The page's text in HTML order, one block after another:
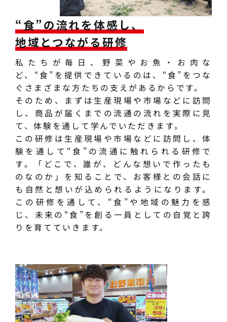
“食”の流れを体感し、
地域とつながる研修
私たちが毎日、野菜やお魚・お肉な
ど、“食”を提供できているのは、“食”をつな
ぐさまざまな方たちの支えがあるからです。
そのため、まずは生産現場や市場などに訪問
し、商品が届くまでの流通の流れを実際に見
て、体験を通して学んでいただきます。
この研修は生産現場や市場などに訪問し、体
験を通して“食”の流通に触れられる研修で
す。「どこで、誰が、どんな想いで作ったも
のなのか」を知ることで、お客様との会話に
も自然と想いが込められるようになります。
この研修を通して、“食”や地域の魅力を感
じ、未来の“食”を創る一員としての自覚と誇
りを育てていきます。